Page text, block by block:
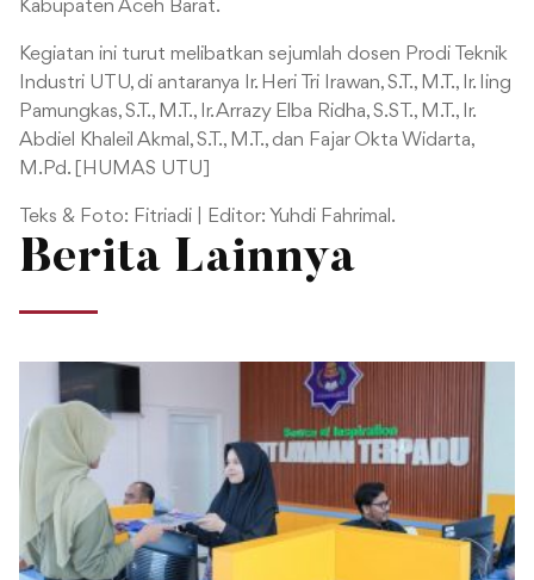
Kabupaten Aceh Barat.
Kegiatan ini turut melibatkan sejumlah dosen Prodi Teknik
Industri UTU, di antaranya Ir. Heri Tri Irawan, S.T., M.T., Ir. Iing
Pamungkas, S.T., M.T., Ir. Arrazy Elba Ridha, S.ST., M.T., Ir.
Abdiel Khaleil Akmal, S.T., M.T., dan Fajar Okta Widarta,
M.Pd. [HUMAS UTU]
Teks & Foto: Fitriadi | Editor: Yuhdi Fahrimal.
Berita Lainnya